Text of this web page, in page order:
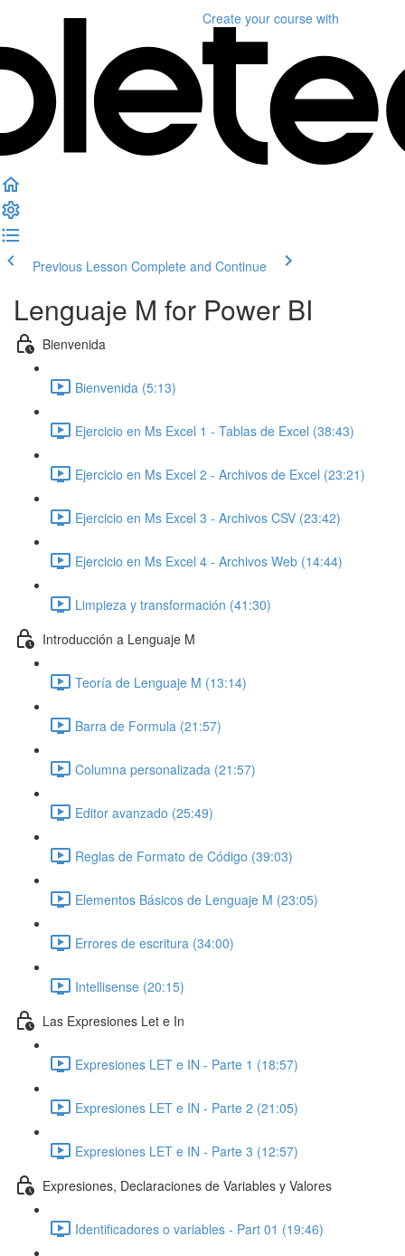
Create your course with
Previous Lesson Complete and Continue
Lenguaje M for Power BI
Bienvenida
Bienvenida (5:13)
Ejercicio en Ms Excel 1 - Tablas de Excel (38:43)
Ejercicio en Ms Excel 2 - Archivos de Excel (23:21)
Ejercicio en Ms Excel 3 - Archivos CSV (23:42)
Ejercicio en Ms Excel 4 - Archivos Web (14:44)
Limpieza y transformación (41:30)
Introducción a Lenguaje M
Teoría de Lenguaje M (13:14)
Barra de Formula (21:57)
Columna personalizada (21:57)
Editor avanzado (25:49)
Reglas de Formato de Código (39:03)
Elementos Básicos de Lenguaje M (23:05)
Errores de escritura (34:00)
Intellisense (20:15)
Las Expresiones Let e In
Expresiones LET e IN - Parte 1 (18:57)
Expresiones LET e IN - Parte 2 (21:05)
Expresiones LET e IN - Parte 3 (12:57)
Expresiones, Declaraciones de Variables y Valores
Identificadores o variables - Part 01 (19:46)